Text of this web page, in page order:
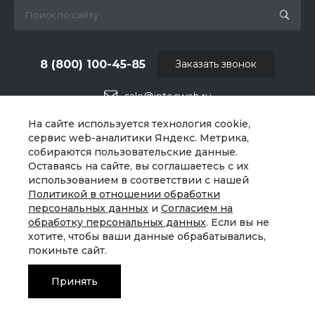
На сайте используется технология cookie,
сервис web-аналитики Яндекс. Метрика,
собираются пользовательские данные.
Оставаясь на сайте, вы соглашаетесь с их
использованием в соответствии с нашей
Политикой в отношении обработки
персональных данных и Согласием на
обработку персональных данных. Если вы не
хотите, чтобы ваши данные обрабатывались,
покиньте сайт.
Принять
sale@intecweb.ru
8 (800) 100-45-85
г. Челябинск, ул.Свободы, д.93, оф. 6
Заказать звонок
© 2026 Universe, Все права защищены